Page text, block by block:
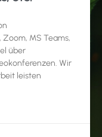
MS Teams,
über
Wir
leisten